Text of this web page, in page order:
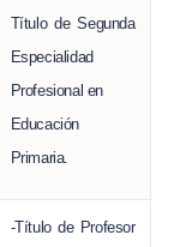
Título de Segunda
Especialidad
Profesional en
Educación
Primaria.
-Título de Profesor